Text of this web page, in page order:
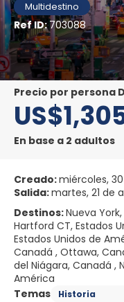
Multidestino
Ref ID:703088
precio por persona
En base a 2 adultos
Creado:miércoles,
Salida:martes, 21 de
Destinos:Nueva
Hartford CT, Estados
Estados Unidos de
Canadá , Ottawa,
del Niágara, Canadá ,
América
Temas
Historia